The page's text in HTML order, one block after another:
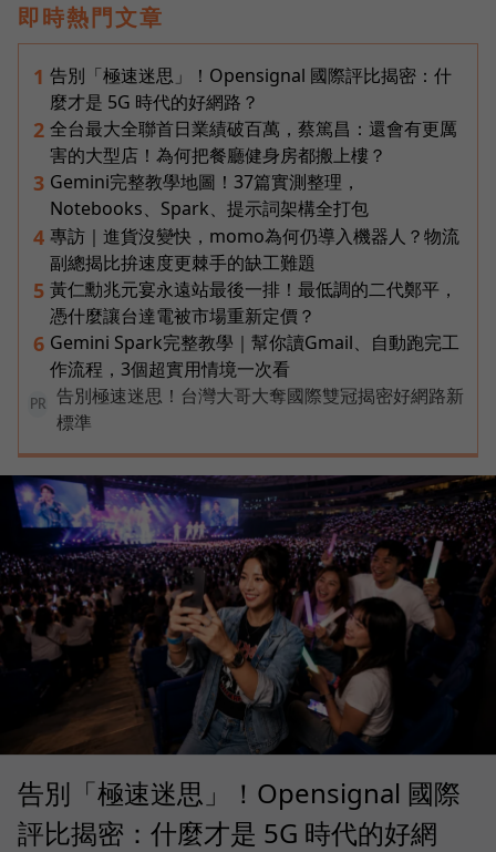
即時熱門文章
1 告別「極速迷思」！Opensignal 國際評比揭密：什
麼才是 5G 時代的好網路？
2 全台最大全聯首日業績破百萬，蔡篤昌：還會有更厲
害的大型店！為何把餐廳健身房都搬上樓？
3 Gemini完整教學地圖！37篇實測整理，
Notebooks、Spark、提示詞架構全打包
4 專訪｜進貨沒變快，momo為何仍導入機器人？物流
副總揭比拚速度更棘手的缺工難題
5 黃仁勳兆元宴永遠站最後一排！最低調的二代鄭平，
憑什麼讓台達電被市場重新定價？
6 Gemini Spark完整教學｜幫你讀Gmail、自動跑完工
作流程，3個超實用情境一次看
PR
告別極速迷思！台灣大哥大奪國際雙冠揭密好網路新
標準
告別「極速迷思」！Opensignal 國際
評比揭密：什麼才是 5G 時代的好網